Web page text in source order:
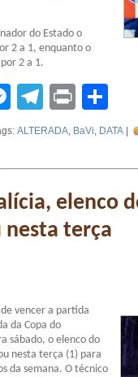
do Estado o
2 a 1, enquanto o
2 a 1.
Messenger
Telegram
Print
ALTERADA, BaVi, DATA |
elenco
terça
vencer a partida
da Copa do
sábado, o elenco do
nesta terça (1) para
da semana. O técnico